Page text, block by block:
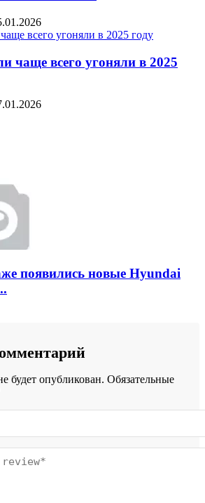
чаще всего угоняли в 2025
появились новые Hyundai
будет опубликован. Обязательные